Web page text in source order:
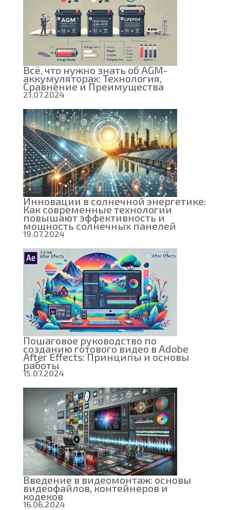
Всё, что нужно знать об AGM-
аккумуляторах: Технология,
Сравнение и Преимущества
21.07.2024
Инновации в солнечной энергетике:
Как современные технологии
повышают эффективность и
мощность солнечных панелей
19.07.2024
Пошаговое руководство по
созданию готового видео в Adobe
After Effects: Принципы и основы
работы
15.07.2024
Введение в видеомонтаж: основы
видеофайлов, контейнеров и
кодеков
16.06.2024